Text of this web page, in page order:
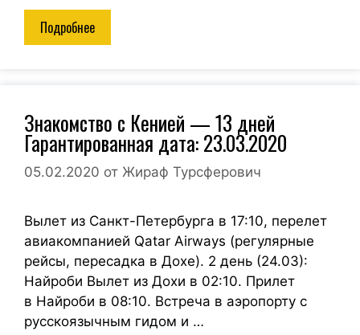
Подробнее
Знакомство с Кенией — 13 дней
Гарантированная дата: 23.03.2020
05.02.2020 от Жираф Турсферович
Вылет из Санкт-Петербурга в 17:10, перелет
авиакомпанией Qatar Airways (регулярные
рейсы, пересадка в Дохе). 2 день (24.03):
Найроби Вылет из Дохи в 02:10. Прилет
в Найроби в 08:10. Встреча в аэропорту с
русскоязычным гидом и …